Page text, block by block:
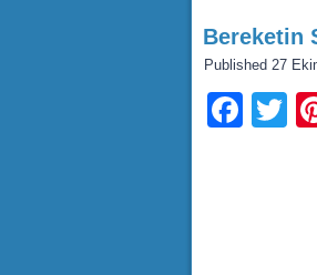
Bereketin
Published 27